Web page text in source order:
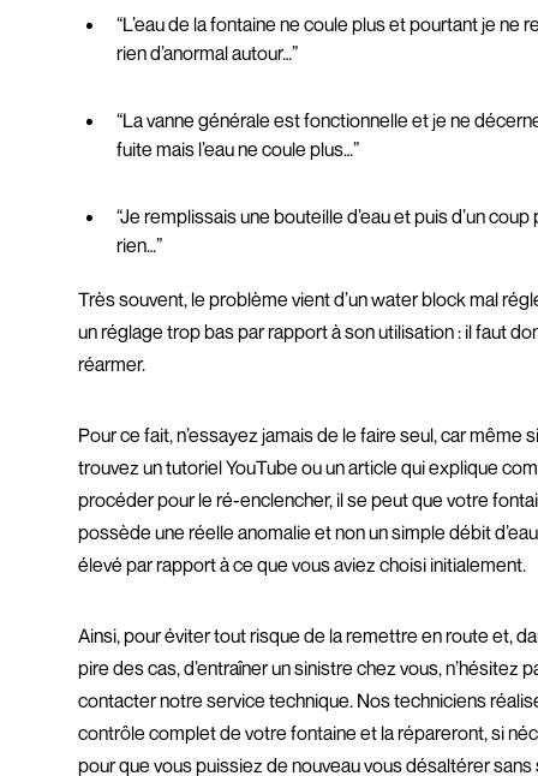
“L’eau de la fontaine ne coule plus et pourtant je ne
rien d’anormal autour…”
“La vanne générale est fonctionnelle et je ne
fuite mais l’eau ne coule plus…”
“Je remplissais une bouteille d’eau et puis d’un coup
rien…”
Très souvent, le problème vient d’un water block mal
un réglage trop bas par rapport à son utilisation : il faut
réarmer.
Pour ce fait, n’essayez jamais de le faire seul, car même
trouvez un tutoriel YouTube ou un article qui explique
procéder pour le ré-enclencher, il se peut que votre
possède une réelle anomalie et non un simple débit
élevé par rapport à ce que vous aviez choisi initialement.
Ainsi, pour éviter tout risque de la remettre en route et,
pire des cas, d’entraîner un sinistre chez vous, n’hésitez
contacter notre service technique. Nos techniciens
contrôle complet de votre fontaine et la répareront, si
pour que vous puissiez de nouveau vous désaltérer sans